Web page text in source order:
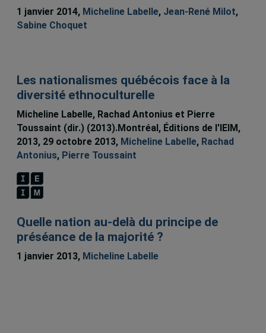
1 janvier 2014, Micheline Labelle, Jean-René Milot,
Sabine Choquet
Les nationalismes québécois face à la
diversité ethnoculturelle
Micheline Labelle, Rachad Antonius et Pierre
Toussaint (dir.) (2013).Montréal, Éditions de l'IEIM,
2013, 29 octobre 2013, Micheline Labelle, Rachad
Antonius, Pierre Toussaint
Quelle nation au-delà du principe de
préséance de la majorité ?
1 janvier 2013, Micheline Labelle